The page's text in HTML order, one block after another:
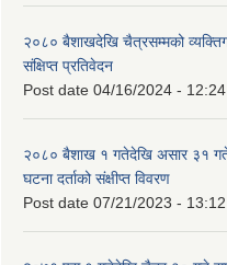
२०८० बैशाखदेखि चैत्रसम्मको
संक्षिप्त प्रतिवेदन
Post date 04/16/2024 - 12:24
२०८० बैशाख १ गतेदेखि असार ३१
घटना दर्ताको संक्षीप्त विवरण
Post date 07/21/2023 - 13:12